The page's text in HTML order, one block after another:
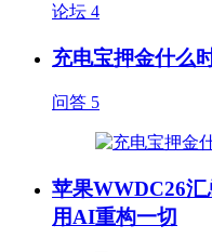
论坛 4
充电宝押金什么
问答 5
苹果WWDC26
用AI重构一切